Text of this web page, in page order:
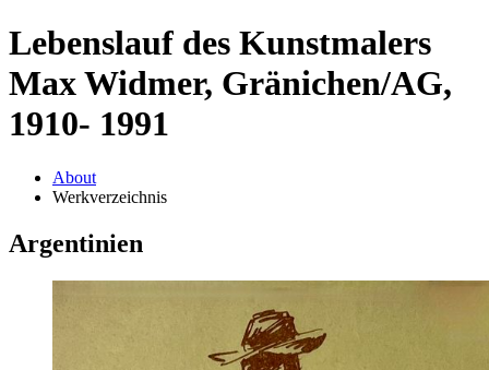
Lebenslauf des Kunstmalers
Max Widmer, Gränichen/AG,
1910- 1991
About
Werkverzeichnis
Argentinien